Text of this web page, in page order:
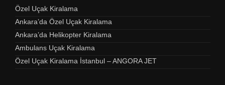
Özel Uçak Kiralama
Ankara’da Özel Uçak Kiralama
Ankara’da Helikopter Kiralama
Ambulans Uçak Kiralama
Özel Uçak Kiralama İstanbul – ANGORA JET